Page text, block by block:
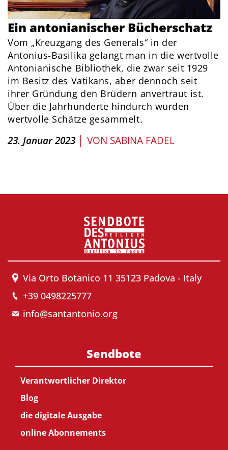
Ein antonianischer Bücherschatz
Vom „Kreuzgang des Generals“ in der
Antonius-Basilika gelangt man in die wertvolle
Antonianische Bibliothek, die zwar seit 1929
im Besitz des Vatikans, aber dennoch seit
ihrer Gründung den Brüdern anvertraut ist.
Über die Jahrhunderte hindurch wurden
wertvolle Schätze gesammelt.
23. Januar 2023 | VON SABINA FADEL
Via Orto Botanico 11 35123 Padova - Italy
+39 0498225777
info@santantonio.org
Sendbote
Verantwortlicher Direktor
Blog
die digitale Ausgabe
online Abonnements